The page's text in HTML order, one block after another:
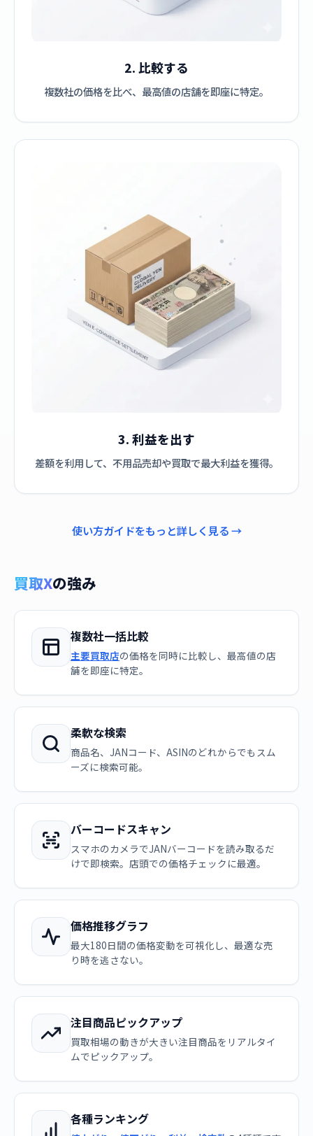
2. 比較する
複数社の価格を比べ、最高値の店舗を即座に特定。
3. 利益を出す
差額を利用して、不用品売却や買取で最大利益を獲得。
使い方ガイドをもっと詳しく見る →
買取Xの強み
複数社一括比較
主要買取店の価格を同時に比較し、最高値の店
舗を即座に特定。
柔軟な検索
商品名、JANコード、ASINのどれからでもスム
ーズに検索可能。
バーコードスキャン
スマホのカメラでJANバーコードを読み取るだ
けで即検索。店頭での価格チェックに最適。
価格推移グラフ
最大180日間の価格変動を可視化し、最適な売
り時を逃さない。
注目商品ピックアップ
買取相場の動きが大きい注目商品をリアルタイ
ムでピックアップ。
各種ランキング